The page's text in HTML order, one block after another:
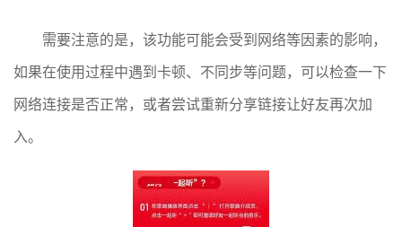
需要注意的是，该功能可能会受到网络等因素的影响，
如果在使用过程中遇到卡顿、不同步等问题，可以检查一下
网络连接是否正常，或者尝试重新分享链接让好友再次加
入。